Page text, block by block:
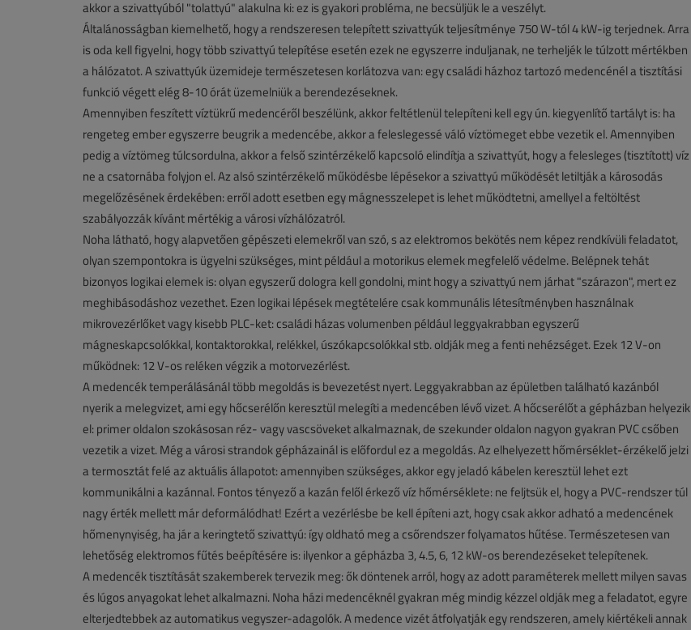
akkor a szivattyúból "tolattyú" alakulna ki: ez is gyakori probléma, ne becsüljük le a veszélyt.
Általánosságban kiemelhető, hogy a rendszeresen telepített szivattyúk teljesítménye 750 W-tól 4 kW-ig terjednek. Arra
is oda kell figyelni, hogy több szivattyú telepítése esetén ezek ne egyszerre induljanak, ne terheljék le túlzott mértékben
a hálózatot. A szivattyúk üzemideje természetesen korlátozva van: egy családi házhoz tartozó medencénél a tisztítási
funkció végett elég 8-10 órát üzemelniük a berendezéseknek.
Amennyiben feszített víztükrű medencéről beszélünk, akkor feltétlenül telepíteni kell egy ún. kiegyenlítő tartályt is: ha
rengeteg ember egyszerre beugrik a medencébe, akkor a feleslegessé váló víztömeget ebbe vezetik el. Amennyiben
pedig a víztömeg túlcsordulna, akkor a felső szintérzékelő kapcsoló elindítja a szivattyút, hogy a felesleges (tisztított) víz
ne a csatornába folyjon el. Az alsó szintérzékelő működésbe lépésekor a szivattyú működését letiltják a károsodás
megelőzésének érdekében: erről adott esetben egy mágnesszelepet is lehet működtetni, amellyel a feltöltést
szabályozzák kívánt mértékig a városi vízhálózatról.
Noha látható, hogy alapvetően gépészeti elemekről van szó, s az elektromos bekötés nem képez rendkívüli feladatot,
olyan szempontokra is ügyelni szükséges, mint például a motorikus elemek megfelelő védelme. Belépnek tehát
bizonyos logikai elemek is: olyan egyszerű dologra kell gondolni, mint hogy a szivattyú nem járhat "szárazon", mert ez
meghibásodáshoz vezethet. Ezen logikai lépések megtételére csak kommunális létesítményben használnak
mikrovezérlőket vagy kisebb PLC-ket: családi házas volumenben például leggyakrabban egyszerű
mágneskapcsolókkal, kontaktorokkal, relékkel, úszókapcsolókkal stb. oldják meg a fenti nehézséget. Ezek 12 V-on
működnek: 12 V-os reléken végzik a motorvezérlést.
A medencék temperálásánál több megoldás is bevezetést nyert. Leggyakrabban az épületben található kazánból
nyerik a melegvizet, ami egy hőcserélőn keresztül melegíti a medencében lévő vizet. A hőcserélőt a gépházban helyezik
el: primer oldalon szokásosan réz- vagy vascsöveket alkalmaznak, de szekunder oldalon nagyon gyakran PVC csőben
vezetik a vizet. Még a városi strandok gépházainál is előfordul ez a megoldás. Az elhelyezett hőmérséklet-érzékelő jelzi
a termosztát felé az aktuális állapotot: amennyiben szükséges, akkor egy jeladó kábelen keresztül lehet ezt
kommunikálni a kazánnal. Fontos tényező a kazán felől érkező víz hőmérséklete: ne feljtsük el, hogy a PVC-rendszer túl
nagy érték mellett már deformálódhat! Ezért a vezérlésbe be kell építeni azt, hogy csak akkor adható a medencének
hőmenynyiség, ha jár a keringtető szivattyú: így oldható meg a csőrendszer folyamatos hűtése. Természetesen van
lehetőség elektromos fűtés beépítésére is: ilyenkor a gépházba 3, 4.5, 6, 12 kW-os berendezéseket telepítenek.
A medencék tisztítását szakemberek tervezik meg: ők döntenek arról, hogy az adott paraméterek mellett milyen savas
és lúgos anyagokat lehet alkalmazni. Noha házi medencéknél gyakran még mindig kézzel oldják meg a feladatot, egyre
elterjedtebbek az automatikus vegyszer-adagolók. A medence vizét átfolyatják egy rendszeren, amely kiértékeli annak